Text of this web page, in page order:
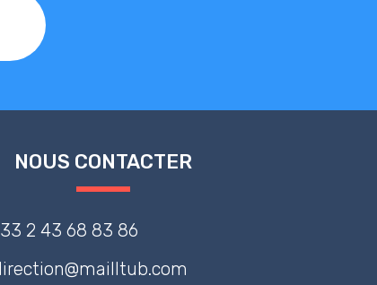
NOUS CONTACTER
2 43 68 83 86